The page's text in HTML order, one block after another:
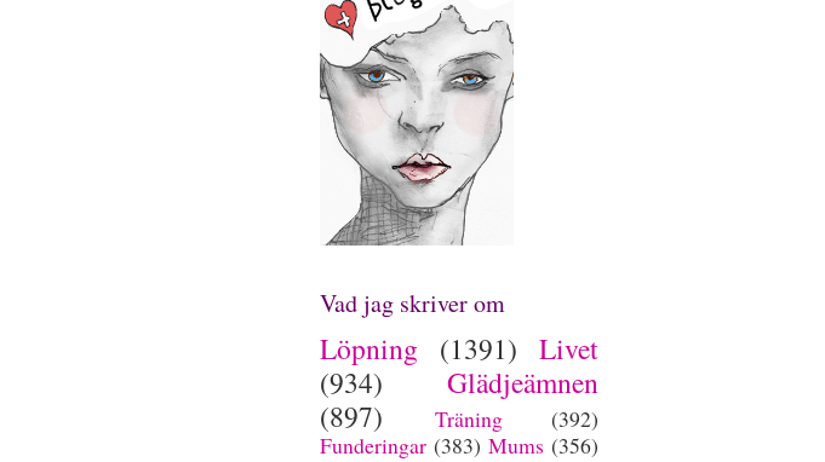
Vad jag skriver om
Löpning (1391) Livet
(934)
Glädjeämnen
(897)
Träning
(392)
Funderingar (383) Mums (356)